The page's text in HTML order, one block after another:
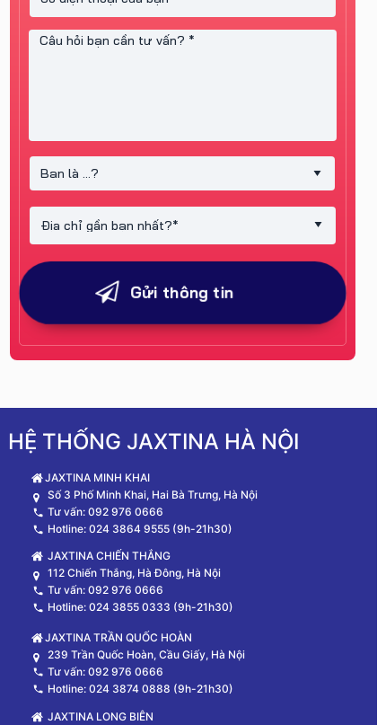
Gửi thông tin
HỆ THỐNG JAXTINA HÀ NỘI
JAXTINA CHIẾN THẮNG
112 Chiến Thắng, Hà Đông, Hà Nội
Tư vấn: 092 976 0666
Hotline: 024 3855 0333 (9h-21h30)
JAXTINA MINH KHAI
Số 3 Phố Minh Khai, Hai Bà Trưng, Hà Nội
Tư vấn: 092 976 0666
Hotline: 024 3864 9555 (9h-21h30)
JAXTINA TRẦN QUỐC HOÀN
239 Trần Quốc Hoàn, Cầu Giấy, Hà Nội
Tư vấn: 092 976 0666
Hotline: 024 3874 0888 (9h-21h30)
JAXTINA LONG BIÊN